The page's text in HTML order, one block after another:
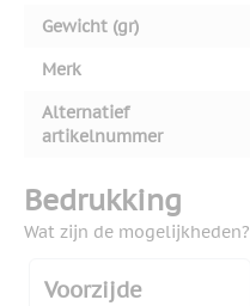
Gewicht (gr)
Merk
Alternatief
artikelnummer
Bedrukking
Wat zijn de mogelijkheden?
Voorzijde